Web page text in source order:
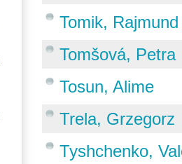
Tomik, Rajmund
Tomšová, Petra
Tosun, Alime
Trela, Grzegorz
Tyshchenko,